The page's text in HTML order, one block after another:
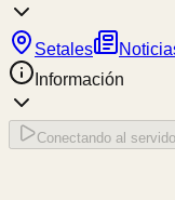
Setales
Información
Conectando al